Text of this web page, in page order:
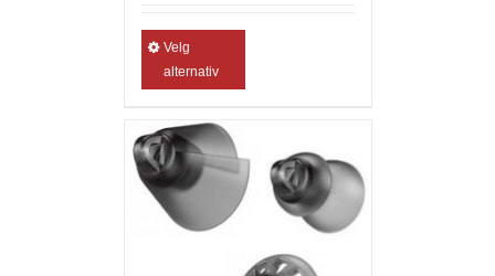
Velg
alternativ